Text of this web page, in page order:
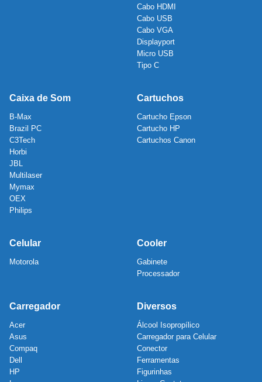
Cabo HDMI
Cabo USB
Cabo VGA
Displayport
Micro USB
Tipo C
Caixa de Som
B-Max
Brazil PC
C3Tech
Horbi
JBL
Multilaser
Mymax
OEX
Philips
Cartuchos
Cartucho Epson
Cartucho HP
Cartuchos Canon
Celular
Motorola
Cooler
Gabinete
Processador
Carregador
Acer
Asus
Compaq
Dell
HP
Diversos
Álcool Isopropílico
Carregador para Celular
Conector
Ferramentas
Figurinhas